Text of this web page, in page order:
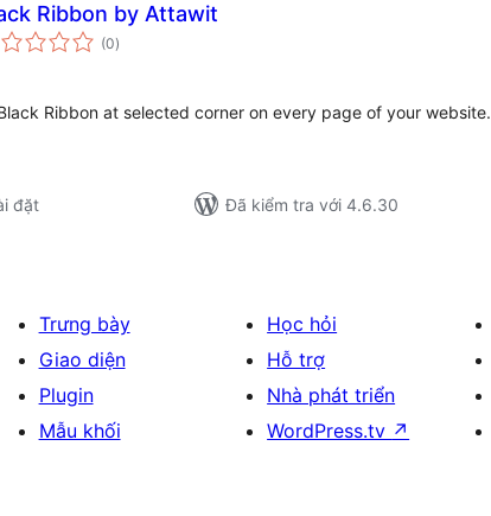
Ribbon by Attawit
(0tổng
đánh
)
Ribbon at selected corner on every page of your website.
đặt
Đã kiểm tra với 4.6.30
Trưng bày
Giao diện
Plugin
Mẫu khối
Học hỏi
Hỗ trợ
Nhà phát triển
WordPress.tv ↗